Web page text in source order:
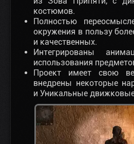
костюмов.
Полностью
окружения в пользу
и качественных.
Интегрированы
использования
Проект имеет свою
внедрены некоторые
и Уникальные